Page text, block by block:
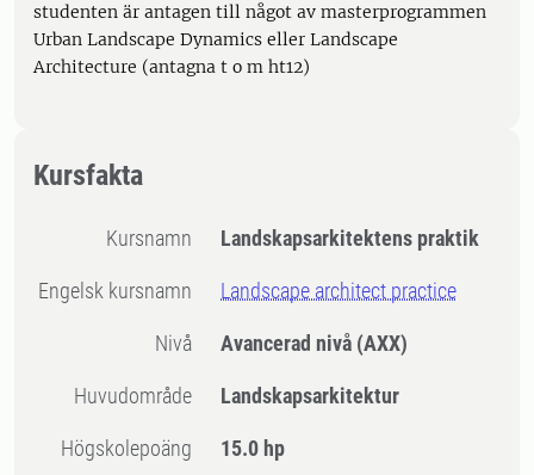
studenten är antagen till något av masterprogrammen
Urban Landscape Dynamics eller Landscape
Architecture (antagna t o m ht12)
Kursfakta
Kursnamn Landskapsarkitektens praktik
Engelsk kursnamn Landscape architect practice
Nivå Avancerad nivå (AXX)
Huvudområde Landskapsarkitektur
högskolepoäng 15.0 hp